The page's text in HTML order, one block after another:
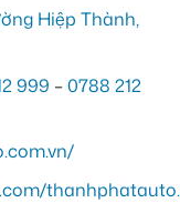
Hiệp Thành,
999 –0788 212